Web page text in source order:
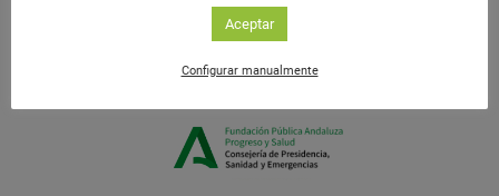
Aceptar
Configurar manualmente